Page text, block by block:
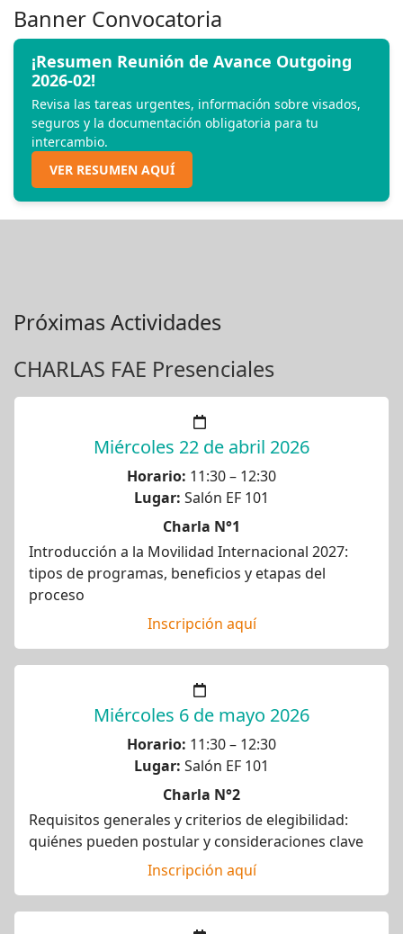
Banner Convocatoria
¡Resumen Reunión de Avance Outgoing
2026-02!
Revisa las tareas urgentes, información sobre visados,
seguros y la documentación obligatoria para tu
intercambio.
VER RESUMEN AQUÍ
Próximas Actividades
CHARLAS FAE Presenciales
Miércoles 22 de abril 2026
Horario: 11:30 – 12:30
Lugar: Salón EF 101
Charla N°1
Introducción a la Movilidad Internacional 2027:
tipos de programas, beneficios y etapas del
proceso
Inscripción aquí
Miércoles 6 de mayo 2026
Horario: 11:30 – 12:30
Lugar: Salón EF 101
Charla N°2
Requisitos generales y criterios de elegibilidad:
quiénes pueden postular y consideraciones clave
Inscripción aquí